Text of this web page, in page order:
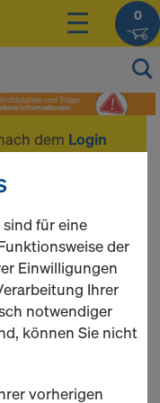
0
dem Login
N
für eine
der
Einwilligungen
Ihrer
notwendiger
können Sie nicht
vorherigen